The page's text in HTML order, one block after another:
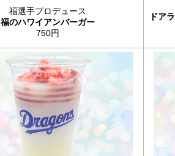
福選手プロデュース
福のハワイアンバーガー
750円
ドア